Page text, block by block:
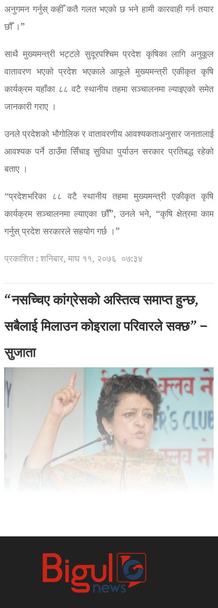
अनुगमन गर्नुस् कहीँ कतै गलत भएको छ भने हामी कारवाही गर्न तयार
छौँ ।”
साथै मुख्यमन्त्री भट्टले सुदूरपश्चिम प्रदेश कृषिका लागि अनुकूल
वातावरण भएको प्रदेश भएकाले आफूले मुख्यमन्त्री एकीकृत कृषि
कार्यक्रम यहाँका ८८ वटै स्थानीय तहमा सञ्चालनमा ल्याइएको समेत
जानकारी गराए ।
उनले प्रदेशको भौगोलिक र वातावरणीय आवश्यकताअनुसार जनतालाई
आवश्यक पर्ने ठाउँमा सिँचाइ सुविधा पुर्याउन सरकार प्रतिबद्ध रहेको
बताए ।
“प्रदेशभरिका ८८ वटै स्थानीय तहमा मुख्यमन्त्री एकीकृत कृषि
कार्यक्रम सञ्चालनमा ल्याएका छौँ”, उनले भने, “कृषि क्षेत्रमा काम
गर्नुस् प्रदेश सरकारले सहयोग गर्छ ।”
प्रकाशित : शनिबार, माघ ११, २०७६ ०७:३४
“नसच्चिए कांग्रेसको अस्तित्व समाप्त हुन्छ,
सबैलाई मिलाउन कोइराला परिवारले सक्छ” –
सुुजाता